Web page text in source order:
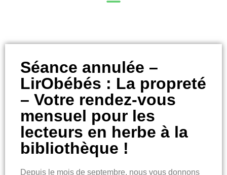
Séance annulée –
LirObébés : La propreté
– Votre rendez-vous
mensuel pour les
lecteurs en herbe à la
bibliothèque !
Depuis le mois de septembre, nous vous donnons